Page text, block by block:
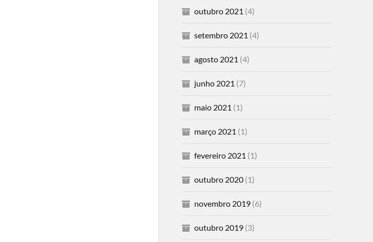
outubro 2021 (4)
setembro 2021 (4)
agosto 2021 (4)
junho 2021 (7)
maio 2021 (1)
março 2021 (1)
fevereiro 2021 (1)
outubro 2020(1)
novembro 2019(6)
outubro 2019(3)